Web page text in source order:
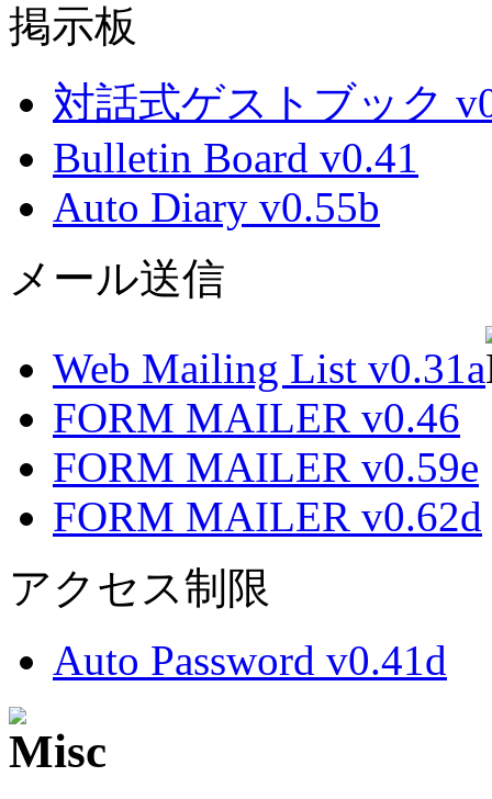
掲示板
対話式ゲストブック
Bulletin Board v0.41
Auto Diary v0.55b
メール送信
Web Mailing List v0.31a
FORM MAILER v0.46
FORM MAILER v0.59e
FORM MAILER v0.62d
アクセス制限
Auto Password v0.41d